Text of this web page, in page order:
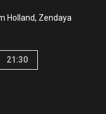
Holland, Zendaya
21:30